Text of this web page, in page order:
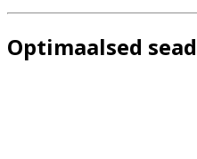
Optimaalsed